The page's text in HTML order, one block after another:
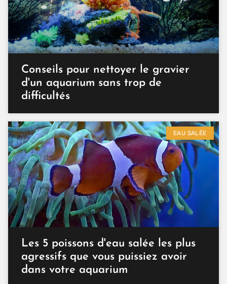
Conseils pour nettoyer le gravier
d'un aquarium sans trop de
difficultés
EAU SALÉE
Les 5 poissons d'eau salée les plus
agressifs que vous puissiez avoir
dans votre aquarium